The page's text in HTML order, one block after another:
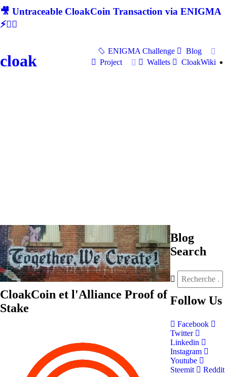
🎥 Untraceable CloakCoin Transaction via ENIGMA
⚡🕵‍♂
cloak
ENIGMA Challenge
Blog
Project
Wallets CloakWiki
CloakCoin et l'Alliance Proof of
Stake
Blog
Search
Follow Us
Facebook
Twitter
Linkedin
Instagram
Youtube
Steemit
Reddit